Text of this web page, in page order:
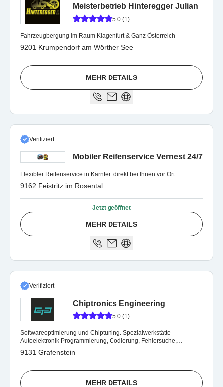
Meisterbetrieb Hinteregger Julian
5.0 (1)
Fahrzeugbergung im Raum Klagenfurt & Ganz Österreich
9201 Krumpendorf am Wörther See
MEHR DETAILS
Verifiziert
Mobiler Reifenservice Vernest 24/7
Flexibler Reifenservice in Kärnten direkt bei Ihnen vor Ort
9162 Feistritz im Rosental
Jetzt geöffnet
MEHR DETAILS
Verifiziert
Chiptronics Engineering
5.0 (1)
Softwareoptimierung und Chiptuning. Spezialwerkstätte
Autoelektronik Programmierung, Codierung, Fehlersuche,
Steuergeräte Reparatur.
9131 Grafenstein
MEHR DETAILS